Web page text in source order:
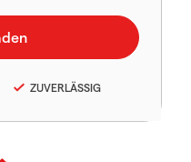
ZUVERLÄSSIG